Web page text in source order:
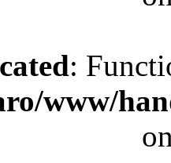
:
www/